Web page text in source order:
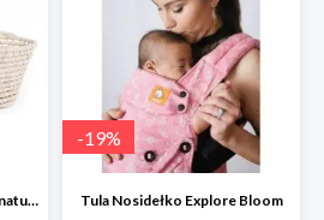
Childhome Kosz Mojżesza natural
-19%
Tula Nosidełko Explore Bloom